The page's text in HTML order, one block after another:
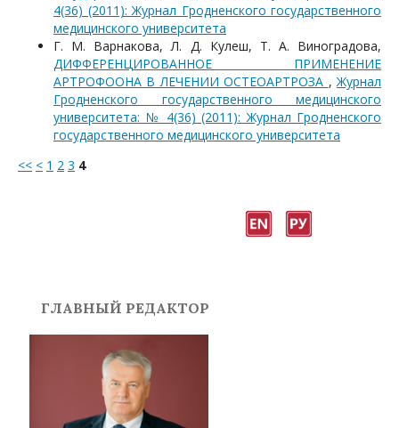
4(36) (2011): Журнал Гродненского государственного
медицинского университета
Г. М. Варнакова, Л. Д. Кулеш, Т. А. Виноградова,
ДИФФЕРЕНЦИРОВАННОЕ ПРИМЕНЕНИЕ
АРТРОФООНА В ЛЕЧЕНИИ ОСТЕОАРТРОЗА ,Журнал
Гродненского государственного медицинского
университета: № 4(36) (2011): Журнал Гродненского
государственного медицинского университета
<< < 1 2 3 4
ГЛАВНЫЙ РЕДАКТОР